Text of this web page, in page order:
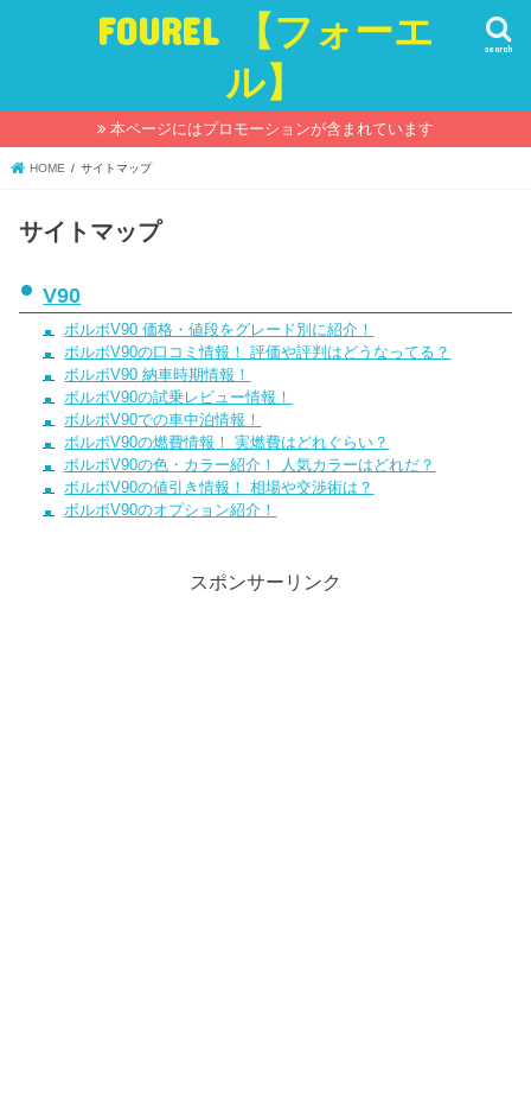
FOUREL 【フォーエ
ル】
search
本ページにはプロモーションが含まれています
HOME サイトマップ
サイトマップ
V90
ボルボV90 価格・値段をグレード別に紹介！
ボルボV90の口コミ情報！ 評価や評判はどうなってる？
ボルボV90 納車時期情報！
ボルボV90の試乗レビュー情報！
ボルボV90での車中泊情報！
ボルボV90の燃費情報！ 実燃費はどれぐらい？
ボルボV90の色・カラー紹介！ 人気カラーはどれだ？
ボルボV90の値引き情報！ 相場や交渉術は？
ボルボV90のオプション紹介！
スポンサーリンク